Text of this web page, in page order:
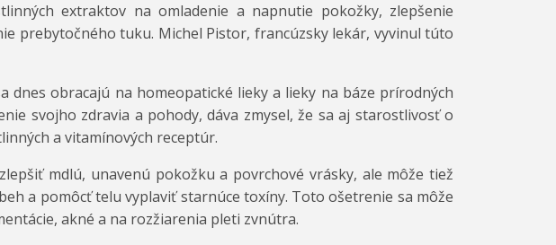
extraktov na omladenie a napnutie pokožky, zlepšenie
prebytočného tuku. Michel Pistor, francúzsky lekár, vyvinul túto
dnes obracajú na homeopatické lieky a lieky na báze prírodných
svojho zdravia a pohody, dáva zmysel, že sa aj starostlivosť o
a vitamínových receptúr.
mdlú, unavenú pokožku a povrchové vrásky, ale môže tiež
a pomôcť telu vyplaviť starnúce toxíny. Toto ošetrenie sa môže
akné a na rozžiarenia pleti zvnútra.